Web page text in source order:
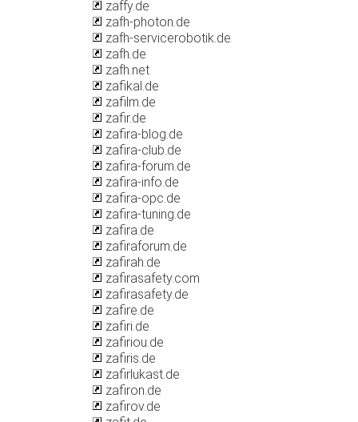
zaffy.de
zafh-photon.de
zafh-servicerobotik.de
zafh.de
zafh.net
zafikal.de
zafilm.de
zafir.de
zafira-blog.de
zafira-club.de
zafira-forum.de
zafira-info.de
zafira-opc.de
zafira-tuning.de
zafira.de
zafiraforum.de
zafirah.de
zafirasafety.com
zafirasafety.de
zafire.de
zafiri.de
zafiriou.de
zafiris.de
zafirlukast.de
zafiron.de
zafirov.de